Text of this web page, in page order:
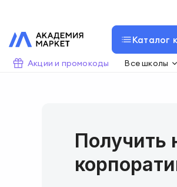
Каталог
Акции и промокоды Все школы
Получить